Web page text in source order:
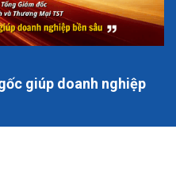
giúp doanh nghiệp